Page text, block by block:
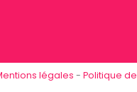
légales - Politique de